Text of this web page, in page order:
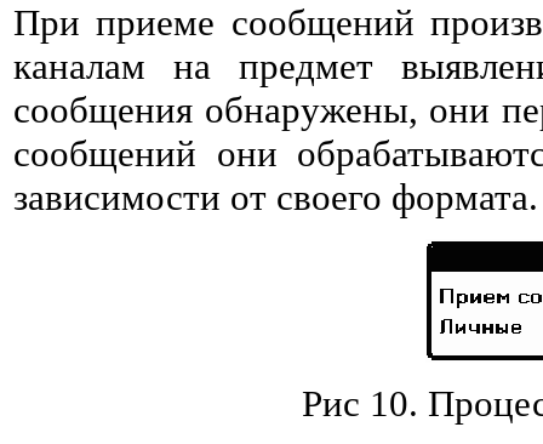
При приеме сообщений
каналам на предмет
сообщения обнаружены, они
сообщений они
зависимости от своего формата.
Рис 10.